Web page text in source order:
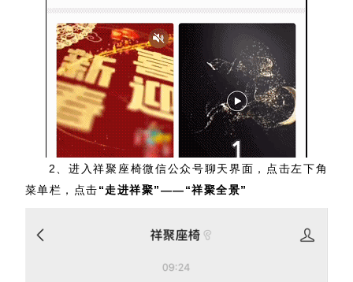
2、进入祥聚座椅微信公众号聊天界面，点击左下角
菜单栏，点击“走进祥聚”——“祥聚全景”